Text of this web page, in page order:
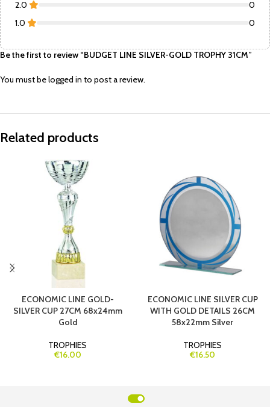
2.0
0
1.0
0
Be the first to review “BUDGET LINE SILVER-GOLD TROPHY 31CM”
You must belogged in to post a review.
Related products
ECONOMIC LINE GOLD-
SILVER CUP 27CM 68x24mm
Gold
TROPHIES
€16.00
ECONOMIC LINE SILVER CUP
WITH GOLD DETAILS 26CM
58x22mm Silver
TROPHIES
€16.50